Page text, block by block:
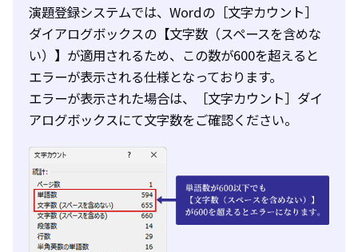
演題登録システムでは、Wordの［文字カウント］
ダイアログボックスの【文字数（スペースを含めな
い）】が適用されるため、この数が600を超えると
エラーが表示される仕様となっております。
エラーが表示された場合は、［文字カウント］ダイ
アログボックスにて文字数をご確認ください。